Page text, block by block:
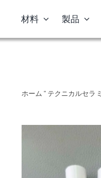
材料 製品
ホーム " テクニカルセラ